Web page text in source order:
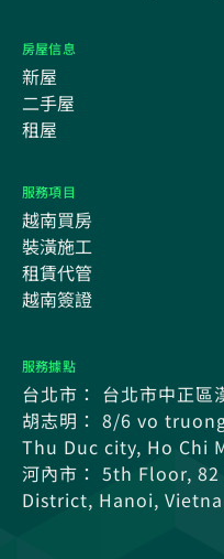
房屋信息
新屋
二手屋
租屋
服務項目
越南買房
裝潢施工
租賃代管
越南簽證
服務據點
台北市： 台北市中正區
胡志明： 8/6 vo
Thu Duc city, Ho Chi
河內市： 5th Floor,
District, Hanoi,